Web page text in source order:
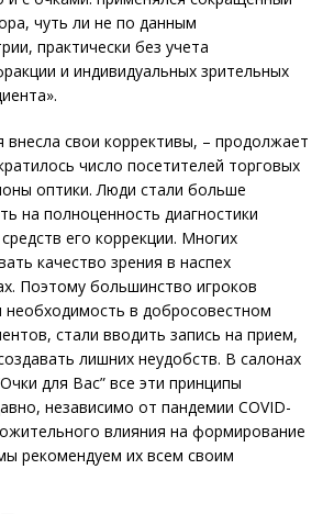
чуть ли не по данным
практически без учета
и индивидуальных зрительных
внесла свои коррективы, – продолжает
число посетителей торговых
оптики. Люди стали больше
на полноценность диагностики
его коррекции. Многих
качество зрения в наспех
Поэтому большинство игроков
необходимость в добросовестном
стали вводить запись на прием,
лишних неудобств. В салонах
для Вас” все эти принципы
независимо от пандемии COVID-
влияния на формирование
рекомендуем их всем своим